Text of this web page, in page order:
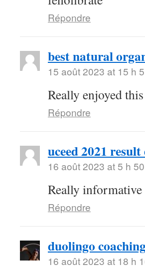
Répondre
best natural
15 août 2023 at 15 h
Really enjoyed
Répondre
uceed 2021
16 août 2023 at 5 h
Really
Répondre
duolingo
16 août 2023 at 18 h